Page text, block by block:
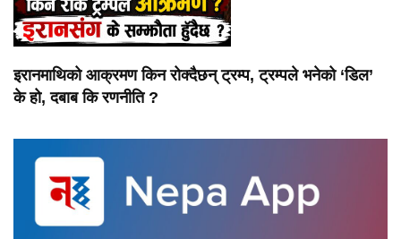
इरानमाथिको आक्रमण किन रोक्दैछन् ट्रम्प, ट्रम्पले भनेको ‘डिल’
के हो, दबाब कि रणनीति ?